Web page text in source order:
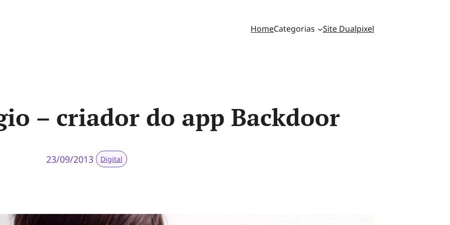
HomeCategorias Site Dualpixel
– criador do app Backdoor
23/09/2013 Digital